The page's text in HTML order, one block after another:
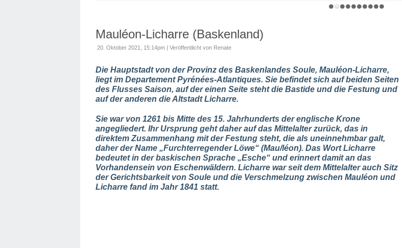
Mauléon-Licharre (Baskenland)
20. Oktober 2021, 15:14pm | Veröffentlicht von Renate
Die Hauptstadt von der Provinz des Baskenlandes Soule, Mauléon-Licharre,
liegt im Departement Pyrénées-Atlantiques. Sie befindet sich auf beiden Seiten
des Flusses Saison, auf der einen Seite steht die Bastide und die Festung und
auf der anderen die Altstadt Licharre.
Sie war von 1261 bis Mitte des 15. Jahrhunderts der englische Krone
angegliedert. Ihr Ursprung geht daher auf das Mittelalter zurück, das in
direktem Zusammenhang mit der Festung steht, die als uneinnehmbar galt,
daher der Name „Furchterregender Löwe“ (Mau/léon). Das Wort Licharre
bedeutet in der baskischen Sprache „Esche“ und erinnert damit an das
Vorhandensein von Eschenwäldern. Licharre war seit dem Mittelalter auch Sitz
der Gerichtsbarkeit von Soule und die Verschmelzung zwischen Mauléon und
Licharre fand im Jahr 1841 statt.